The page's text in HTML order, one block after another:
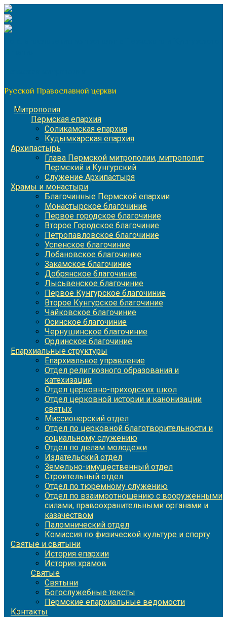
Перейти
к
содержимому
Русской Православной церкви
Митрополия
Пермская епархия
Соликамская епархия
Кудымкарская епархия
Архипастырь
Глава Пермской митрополии, митрополит
Пермский и Кунгурский
Служение Архипастыря
Храмы и монастыри
Благочинные Пермской епархии
Монастырское благочиние
Первое городское благочиние
Второе Городское благочиние
Петропавловское благочиние
Успенское благочиние
Лобановское благочиние
Закамское благочиние
Добрянское благочиние
Лысьвенское благочиние
Первое Кунгурское благочиние
Второе Кунгурское благочиние
Чайковское благочиние
Осинское благочиние
Чернушинское благочиние
Ординское благочиние
Епархиальные структуры
Епархиальное управление
Отдел религиозного образования и
катехизации
Отдел церковно-приходских школ
Отдел церковной истории и канонизации
святых
Миссионерский отдел
Отдел по церковной благотворительности и
социальному служению
Отдел по делам молодежи
Издательский отдел
Земельно-имущественный отдел
Строительный отдел
Отдел по тюремному служению
Отдел по взаимоотношению с вооруженными
силами, правоохранительными органами и
казачеством
Паломнический отдел
Комиссия по физической культуре и спорту
Святые и святыни
История епархии
История храмов
Святые
Святыни
Богослужебные тексты
Пермские епархиальные ведомости
Контакты